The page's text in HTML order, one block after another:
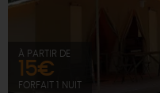
À PARTIR DE
15€
FORFAIT 1 NUIT